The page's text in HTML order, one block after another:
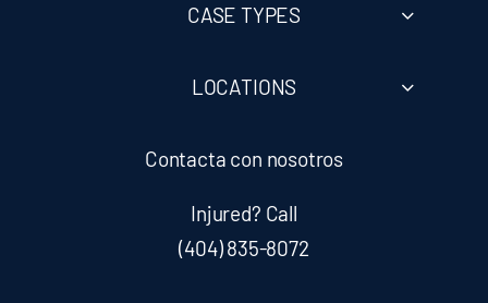
CASE TYPES
LOCATIONS
Contacta con nosotros
Injured? Call
(404) 835-8072